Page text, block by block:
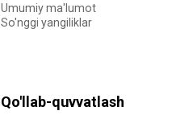
Umumiy ma'lumot
So'nggi yangiliklar
Qo'llab-quvvatlash